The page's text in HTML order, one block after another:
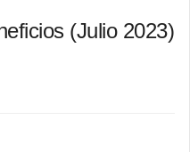
(Julio 2023)